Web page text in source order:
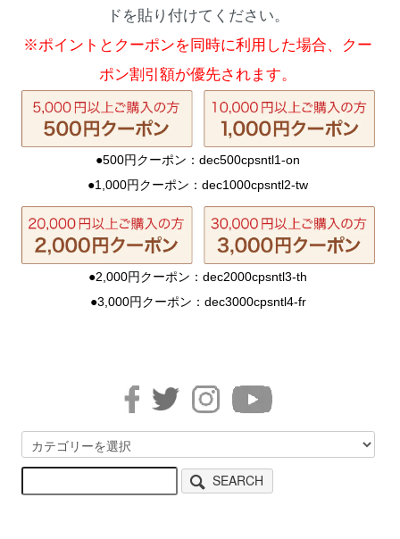
ドを貼り付けてください。
※ポイントとクーポンを同時に利用した場合、クー
ポン割引額が優先されます。
●500円クーポン：dec500cpsntl1-on
●1,000円クーポン：dec1000cpsntl2-tw
●2,000円クーポン：dec2000cpsntl3-th
●3,000円クーポン：dec3000cpsntl4-fr
SEARCH